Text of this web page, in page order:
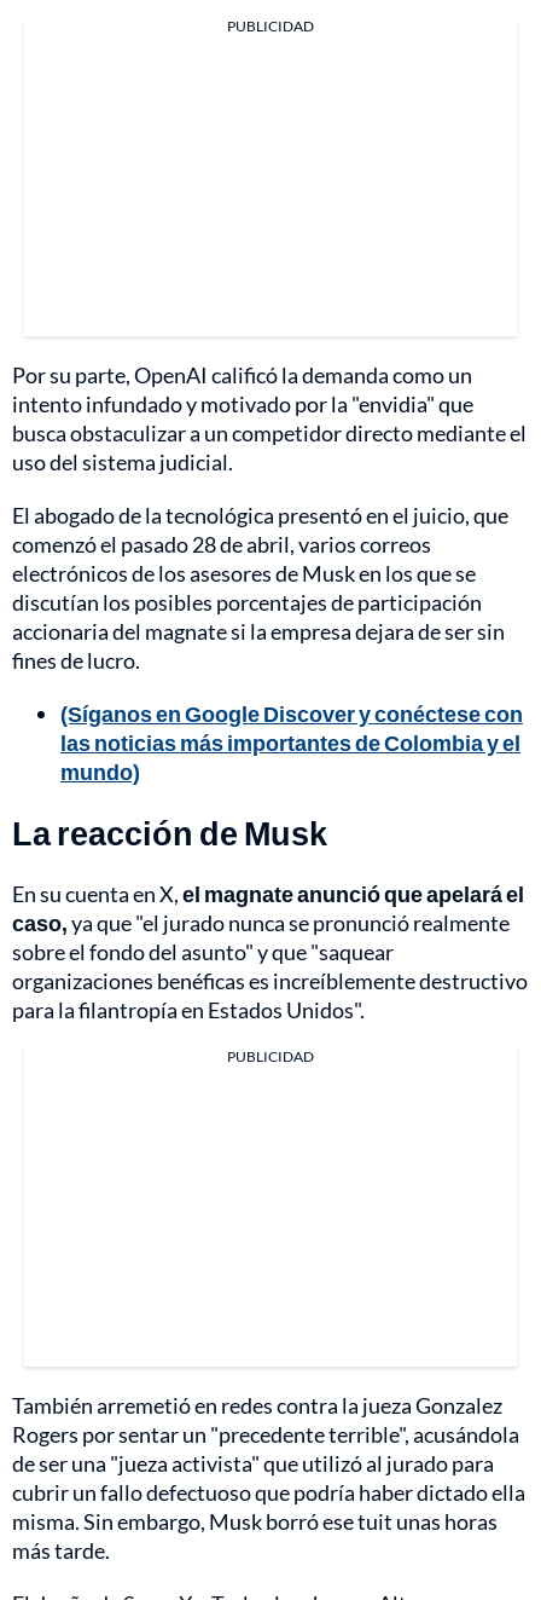
PUBLICIDAD
Por su parte, OpenAI calificó la demanda como un
intento infundado y motivado por la "envidia" que
busca obstaculizar a un competidor directo mediante el
uso del sistema judicial.
El abogado de la tecnológica presentó en el juicio, que
comenzó el pasado 28 de abril, varios correos
electrónicos de los asesores de Musk en los que se
discutían los posibles porcentajes de participación
accionaria del magnate si la empresa dejara de ser sin
fines de lucro.
(Síganos en Google Discover y conéctese con
las noticias más importantes de Colombia y el
mundo)
La reacción de Musk
En su cuenta en X,el magnate anunció que apelará el
caso,ya que "el jurado nunca se pronunció realmente
sobre el fondo del asunto" y que "saquear
organizaciones benéficas es increíblemente destructivo
para la filantropía en Estados Unidos".
PUBLICIDAD
También arremetió en redes contra la jueza Gonzalez
Rogers por sentar un "precedente terrible", acusándola
de ser una "jueza activista" que utilizó al jurado para
cubrir un fallo defectuoso que podría haber dictado ella
misma. Sin embargo, Musk borró ese tuit unas horas
más tarde.